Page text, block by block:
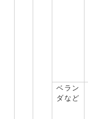
ベラン
ダなど